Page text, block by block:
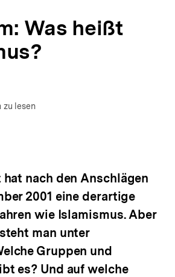
Was heißt
zu lesen
hat nach den Anschlägen
2001 eine derartige
wie Islamismus. Aber
man unter
Gruppen und
es? Und auf welche